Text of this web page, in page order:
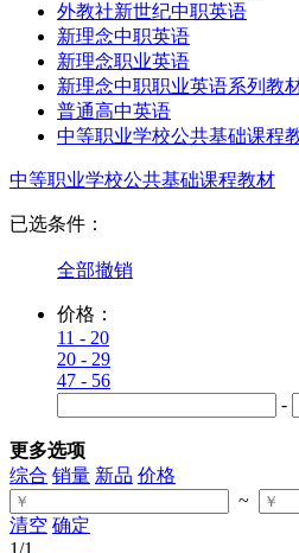
外教社新世纪中职英语
新理念中职英语
新理念职业英语
新理念中职职业英语系列教
普通高中英语
中等职业学校公共基础课程
中等职业学校公共基础课程教材
已选条件：
全部撤销
价格：
11 - 20
20 - 29
47 - 56
-
更多选项
综合 销量 新品 价格
~
清空 确定
1/1